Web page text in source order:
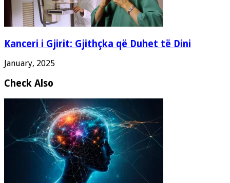
Kanceri i Gjirit: Gjithçka që Duhet të Dini
January, 2025
Check Also